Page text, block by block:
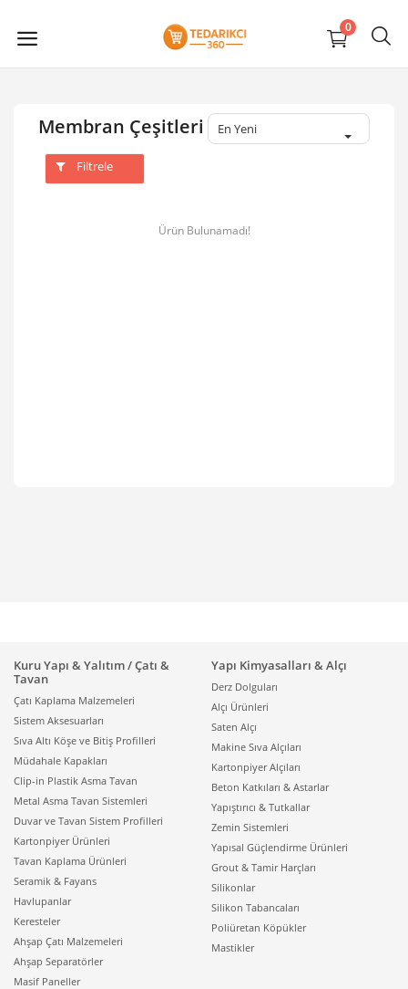
0
Membran Çeşitleri En Yeni
Filtrele
Ürün Bulunamadı!
Kuru Yapı & Yalıtım / Çatı &
Tavan
Çatı Kaplama Malzemeleri
Sistem Aksesuarları
Sıva Altı Köşe ve Bitiş Profilleri
Müdahale Kapakları
Clip-in Plastik Asma Tavan
Metal Asma Tavan Sistemleri
Duvar ve Tavan Sistem Profilleri
Kartonpiyer Ürünleri
Tavan Kaplama Ürünleri
Seramik & Fayans
Havlupanlar
Keresteler
Ahşap Çatı Malzemeleri
Ahşap Separatörler
Masif Paneller
Yapı Kimyasalları & Alçı
Derz Dolguları
Alçı Ürünleri
Saten Alçı
Makine Sıva Alçıları
Kartonpiyer Alçıları
Beton Katkıları & Astarlar
Yapıştırıcı & Tutkallar
Zemin Sistemleri
Yapısal Güçlendirme Ürünleri
Grout & Tamir Harçları
Silikonlar
Silikon Tabancaları
Poliüretan Köpükler
Mastikler